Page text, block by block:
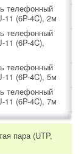
телефонный
(6P-4C), 2м
телефонный
(6P-4C),
телефонный
(6P-4C), 5м
телефонный
(6P-4C), 7м
пара (UTP,